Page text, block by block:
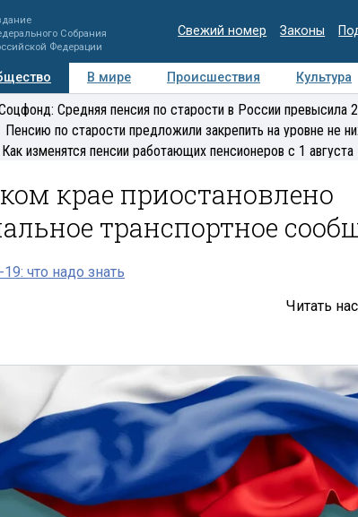
Собрания
Федерации
Свежий номер Законы
В мире Происшествия Культура
Регионы Медиацентр Интервью
Средняя пенсия по старости в России превысила
Пенсию по старости предложили закрепить на уровне не
Как изменятся пенсии работающих пенсионеров с 1 августа
крае приостановлено
транспортное
что надо знать
Читать